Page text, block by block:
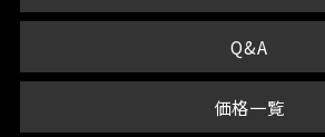
Q&A
価格一覧